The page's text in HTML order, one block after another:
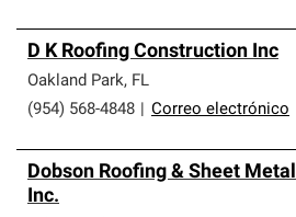
D K Roofing Construction Inc
Oakland Park, FL
(954) 568-4848
Correo electrónico
Dobson Roofing & Sheet Metal
Inc.